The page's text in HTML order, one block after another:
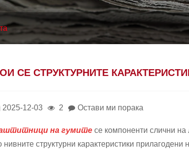
СЕ СТРУКТУРНИТЕ
2025-12-03 2 Остави ми порака
на гумите се компоненти слични
нивните структурни карактеристики